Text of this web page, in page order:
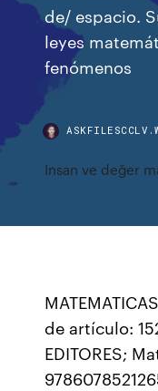
de/ espacio.
leyes
fenómenos
Insan ve değer
de artículo:
EDITORES;